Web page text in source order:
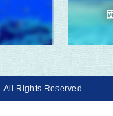
. All Rights Reserved.